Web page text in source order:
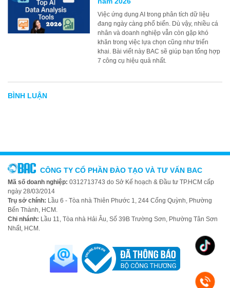
Việc ứng dụng AI trong phân tích dữ liệu
đang ngày càng phổ biến. Dù vậy, nhiều cá
nhân và doanh nghiệp vẫn còn gặp khó
khăn trong việc lựa chọn cũng như triển
khai. Bài viết này BAC sẽ giúp bạn tổng hợp
7 công cụ hiệu quả nhất.
BÌNH LUẬN
CÔNG TY CỔ PHẦN ĐÀO TẠO VÀ TƯ VẤN BAC
Mã số doanh nghiệp: 0312713743 do Sở Kế hoạch & Đầu tư TP.HCM cấp
ngày 28/03/2014
Trụ sở chính: Lầu 6 - Tòa nhà Thiên Phước 1, 244 Cống Quỳnh, Phường
Bến Thành, HCM.
Chi nhánh: Lầu 11, Tòa nhà Hải Âu, Số 39B Trường Sơn, Phường Tân Sơn
Nhất, HCM.